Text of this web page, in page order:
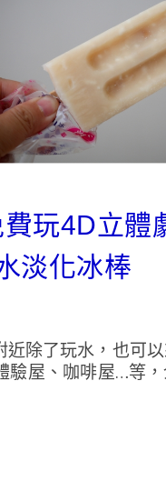
玩4D立體
淡化冰棒
除了玩水，也可
驗屋、咖啡屋…等